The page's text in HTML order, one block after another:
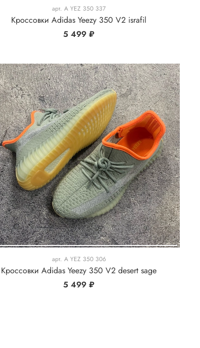
арт. A YEZ 350 337
Кроссовки Adidas Yeezy 350 V2 israfil
5 499 ₽
арт. A YEZ 350 306
Кроссовки Adidas Yeezy 350 V2 desert sage
5 499 ₽